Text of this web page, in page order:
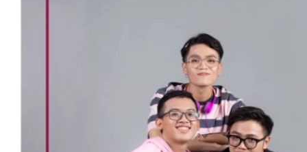
Khóa Học Thiết Kế Truyện Tranh Ai
Khóa Học Biên Tập Video Với Ai
Kỳ Thủ Cờ Vua
Lập Trình Cho Trẻ Em
Robotic trẻ em
Piano Trẻ Em
Thanh Nhạc Trẻ Em